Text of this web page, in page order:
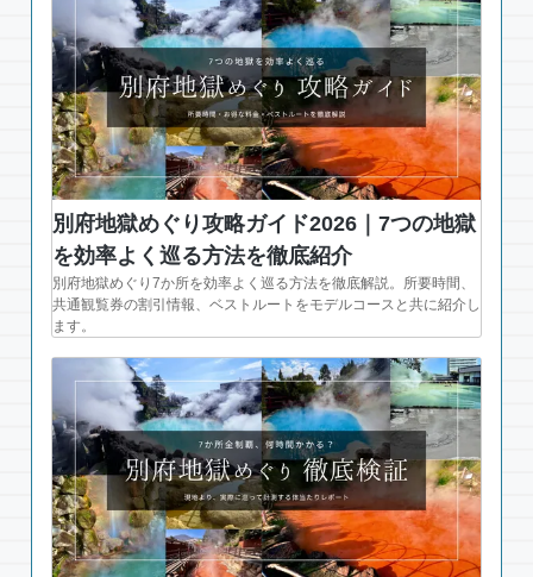
別府地獄めぐり攻略ガイド2026｜7つの地獄
を効率よく巡る方法を徹底紹介
別府地獄めぐり7か所を効率よく巡る方法を徹底解説。所要時間、
共通観覧券の割引情報、ベストルートをモデルコースと共に紹介し
ます。